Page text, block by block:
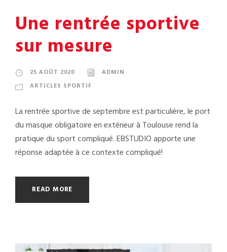
Une rentrée sportive
sur mesure
25 AOÛT 2020
ADMIN
ARTICLES SPORTIF
La rentrée sportive de septembre est particulière, le port
du masque obligatoire en extérieur à Toulouse rend la
pratique du sport compliqué. EBSTUDIO apporte une
réponse adaptée à ce contexte compliqué!
READ MORE